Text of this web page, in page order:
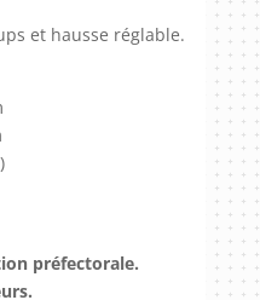
et hausse réglable.
préfectorale.